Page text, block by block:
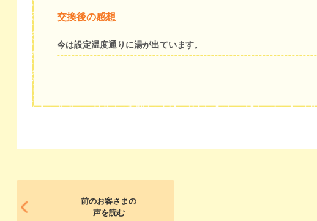
交換後の感想
今は設定温度通りに湯が出ています。
前のお客さまの
声を読む